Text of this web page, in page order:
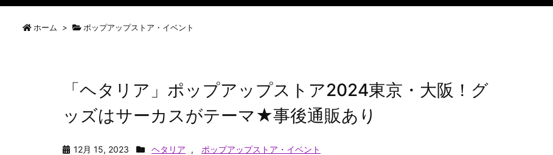
ホーム > ポップアップストア・イベント
「ヘタリア」ポップアップストア2024東京・大阪！グ
ッズはサーカスがテーマ★事後通販あり
12月 15, 2023 ヘタリア , ポップアップストア・イベント